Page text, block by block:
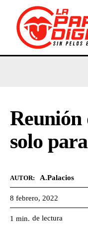
Reunión
solo
AUTOR: A.Palacios
8 febrero, 2022
1 min. de lectura